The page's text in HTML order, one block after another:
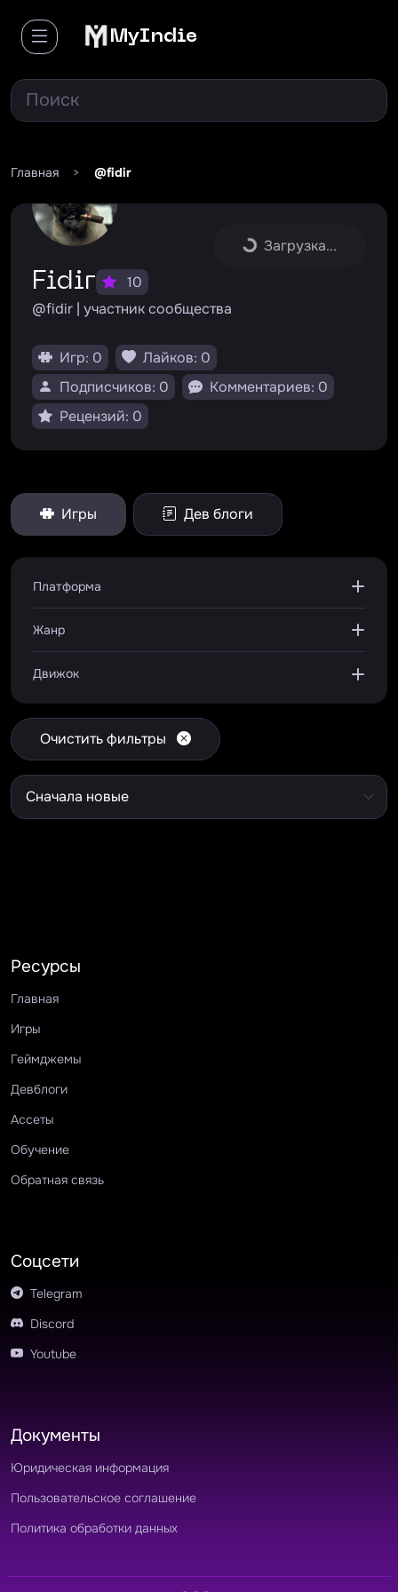
MyIndie
Главная > @fidir
Загрузка...
Fidir
10
@fidir | участник сообщества
Игр: 0
Лайков: 0
Подписчиков: 0
Комментариев: 0
Рецензий: 0
Игры Дев блоги
Платформа
Жанр
Движок
Очистить фильтры
Ресурсы
Главная
Игры
Геймджемы
Девблоги
Ассеты
Обучение
Обратная связь
Соцсети
Telegram
Discord
Youtube
Документы
Юридическая информация
Пользовательское соглашение
Политика обработки данных